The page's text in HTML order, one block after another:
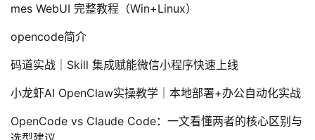
mes WebUI 完整教程（Win+Linux）
opencode简介
码道实战｜Skill 集成赋能微信小程序快速上线
小龙虾AI OpenClaw实操教学｜本地部署+办公自动化实战
OpenCode vs Claude Code：一文看懂两者的核心区别与